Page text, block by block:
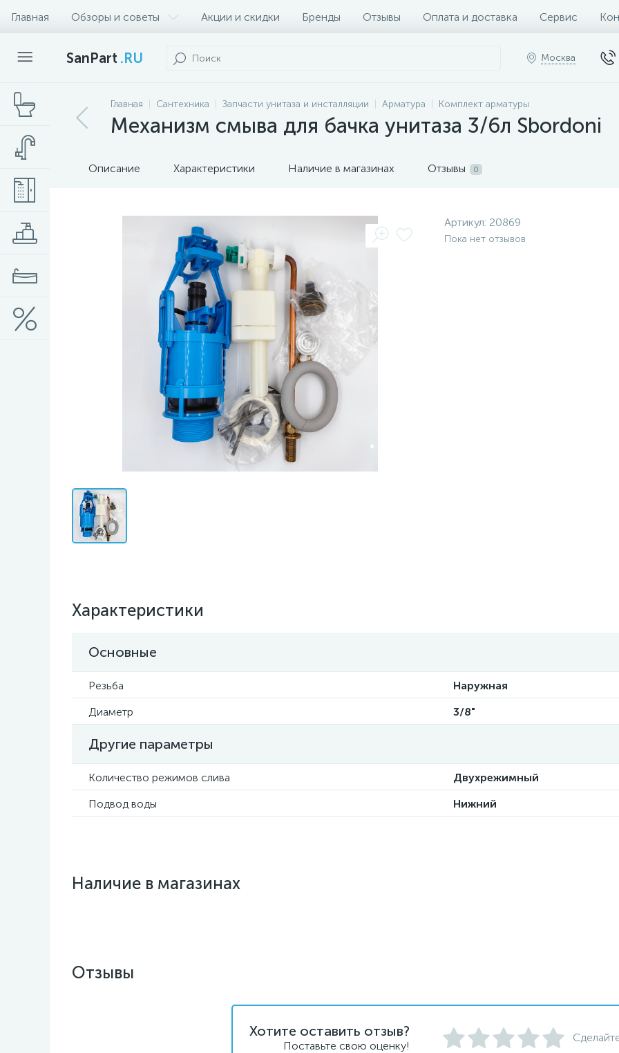
Главная Обзоры и советы Акции и скидки Бренды Отзывы Оплата и доставка Сервис
SanPart .RU Москва
Главная Сантехника Запчасти унитаза и инсталляции Арматура Комплект арматуры
Механизм смыва для бачка унитаза 3/6л Sbordoni
Описание Характеристики Наличие в магазинах Отзывы 0
Артикул: 20869
Пока нет отзывов
Характеристики
Основные
Резьба
Наружная
Диаметр
3/8"
Другие параметры
Количество режимов слива
Двухрежимный
Подвод воды
Нижний
Наличие в магазинах
Отзывы
Хотите оставить отзыв?
Поставьте свою оценку!